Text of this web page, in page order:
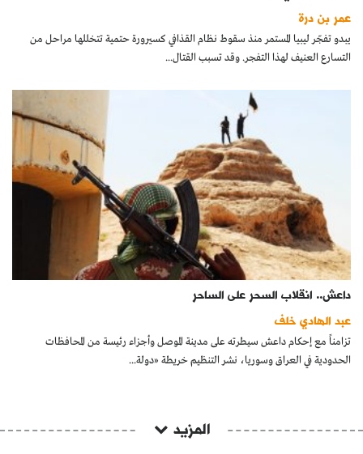
عمر بن درة
يبدو تفجّر ليبيا المستمر منذ سقوط نظام القذافي كسيرورة حتمية تتخللها مراحل من
التسارع العنيف لهذا التفجر. وقد تسبب القتال...
داعش.. انقلاب السحر على الساحر
عبد الهادي خلف
تزامناً مع إحكام داعش سيطرته على مدينة الموصل وأجزاء رئيسة من المحافظات
الحدودية في العراق وسوريا، نشر التنظيم خريطة «دولة...
المزيد